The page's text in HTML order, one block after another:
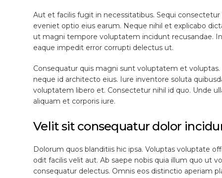
Aut et facilis fugit in necessitatibus. Sequi consectetur
eveniet optio eius earum. Neque nihil et explicabo
ut magni tempore voluptatem incidunt recusandae.
eaque impedit error corrupti delectus ut.
Consequatur quis magni sunt voluptatem et voluptas.
neque id architecto eius. Iure inventore soluta
voluptatem libero et. Consectetur nihil id quo. Unde
aliquam et corporis iure.
Velit sit consequatur dolor
Dolorum quos blanditiis hic ipsa. Voluptas voluptate
odit facilis velit aut. Ab saepe nobis quia illum quo ut
consequatur delectus. Omnis eos distinctio aperiam